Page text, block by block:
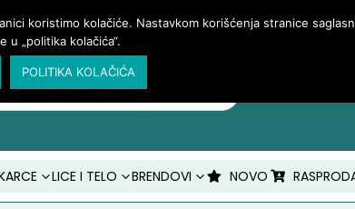
LICE I TELO BRENDOVI NOVO
koristimo kolačiće. Nastavkom korišćenja stranice
u „politika kolačića“.
POLITIKA KOLAČIĆA